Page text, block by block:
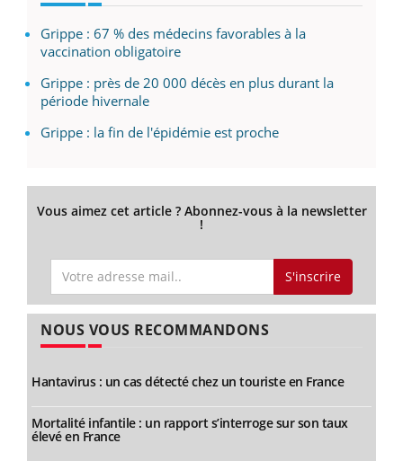
Grippe : 67 % des médecins favorables à la
vaccination obligatoire
Grippe : près de 20 000 décès en plus durant la
période hivernale
Grippe : la fin de l'épidémie est proche
Vous aimez cet article ? Abonnez-vous à la newsletter
!
S'inscrire
NOUS VOUS RECOMMANDONS
Hantavirus : un cas détecté chez un touriste en France
Mortalité infantile : un rapport s’interroge sur son taux
élevé en France